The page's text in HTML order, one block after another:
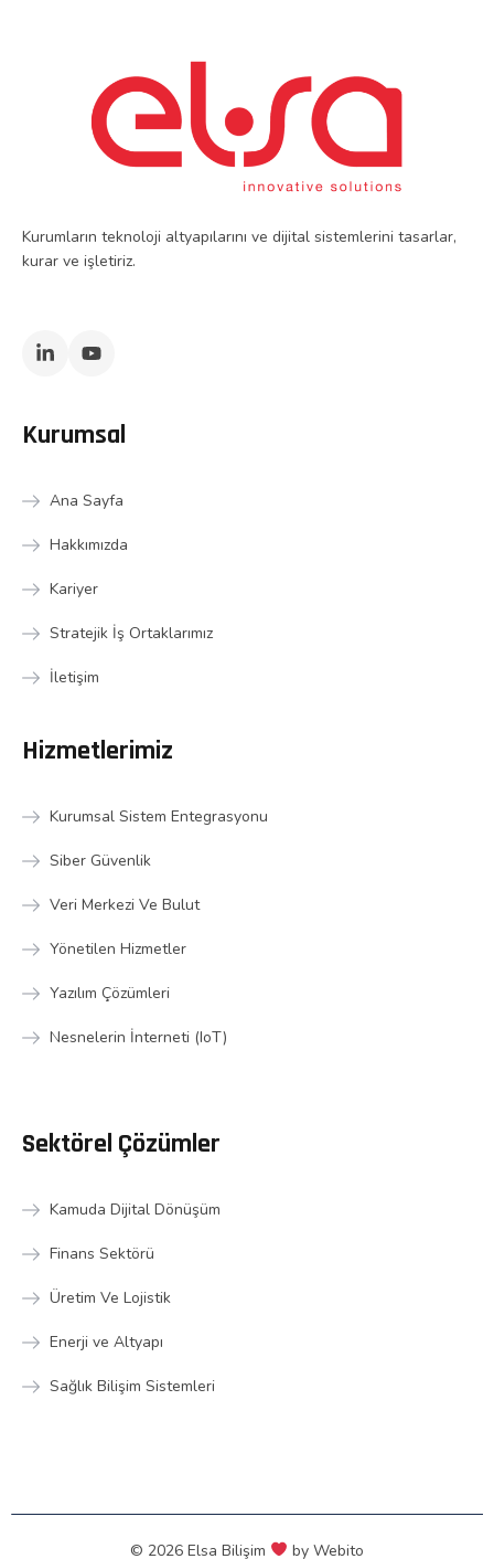
Kurumların teknoloji altyapılarını ve dijital sistemlerini tasarlar,
kurar ve işletiriz.
Kurumsal
Ana Sayfa
Hakkımızda
Kariyer
Stratejik İş Ortaklarımız
İletişim
Hizmetlerimiz
Kurumsal Sistem Entegrasyonu
Siber Güvenlik
Veri Merkezi Ve Bulut
Yönetilen Hizmetler
Yazılım Çözümleri
Nesnelerin İnterneti (IoT)
Sektörel Çözümler
Kamuda Dijital Dönüşüm
Finans Sektörü
Üretim Ve Lojistik
Enerji ve Altyapı
Sağlık Bilişim Sistemleri
© 2026 Elsa Bilişim by Webito